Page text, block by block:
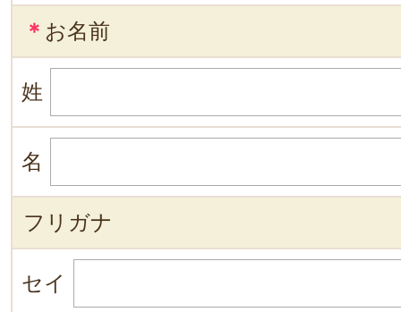
＊ お名前
姓
名
フリガナ
セイ